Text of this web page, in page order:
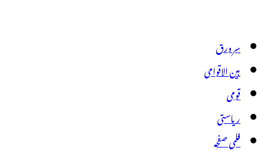
سر ورق
بین الاقوامی
قومی
ریاستی
فلمی صفحہ